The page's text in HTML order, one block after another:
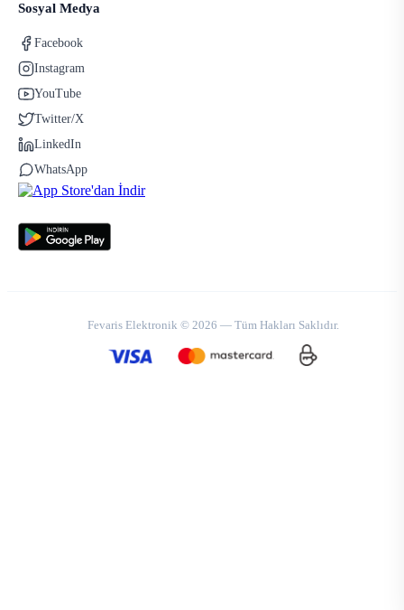
Sosyal Medya
Facebook
Instagram
YouTube
Twitter/X
LinkedIn
WhatsApp
Fevaris Elektronik © 2026 — Tüm Hakları Saklıdır.